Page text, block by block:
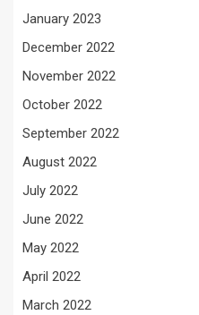
January 2023
December 2022
November 2022
October 2022
September 2022
August 2022
July 2022
June 2022
May 2022
April 2022
March 2022